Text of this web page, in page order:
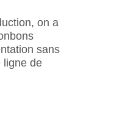
on a
sans
ligne de